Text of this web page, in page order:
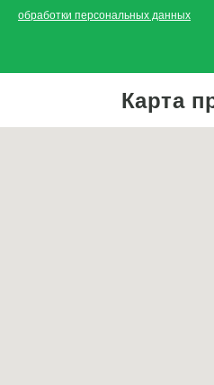
обработки персональных данных
Карта